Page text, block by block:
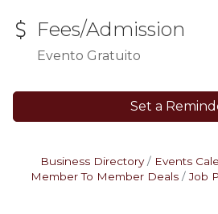
Fees/Admission
Evento Gratuito
Set a
Business Directory Events
Member To Member Deals
Job